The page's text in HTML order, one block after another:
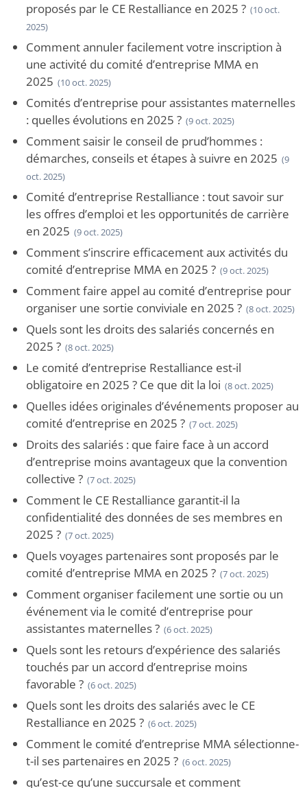
proposés par le CE Restalliance en 2025 ? (10 oct.
2025)
Comment annuler facilement votre inscription à
une activité du comité d’entreprise MMA en
2025 (10 oct. 2025)
Comités d’entreprise pour assistantes maternelles
: quelles évolutions en 2025 ? (9 oct. 2025)
Comment saisir le conseil de prud’hommes :
démarches, conseils et étapes à suivre en 2025 (9
oct. 2025)
Comité d’entreprise Restalliance : tout savoir sur
les offres d’emploi et les opportunités de carrière
en 2025 (9 oct. 2025)
Comment s’inscrire efficacement aux activités du
comité d’entreprise MMA en 2025 ? (9 oct. 2025)
Comment faire appel au comité d’entreprise pour
organiser une sortie conviviale en 2025 ? (8 oct. 2025)
Quels sont les droits des salariés concernés en
2025 ? (8 oct. 2025)
Le comité d’entreprise Restalliance est-il
obligatoire en 2025 ? Ce que dit la loi (8 oct. 2025)
Quelles idées originales d’événements proposer au
comité d’entreprise en 2025 ? (7 oct. 2025)
Droits des salariés : que faire face à un accord
d’entreprise moins avantageux que la convention
collective ? (7 oct. 2025)
Comment le CE Restalliance garantit-il la
confidentialité des données de ses membres en
2025 ? (7 oct. 2025)
Quels voyages partenaires sont proposés par le
comité d’entreprise MMA en 2025 ? (7 oct. 2025)
Comment organiser facilement une sortie ou un
événement via le comité d’entreprise pour
assistantes maternelles ? (6 oct. 2025)
Quels sont les retours d’expérience des salariés
touchés par un accord d’entreprise moins
favorable ? (6 oct. 2025)
Quels sont les droits des salariés avec le CE
Restalliance en 2025 ? (6 oct. 2025)
Comment le comité d’entreprise MMA sélectionne-
t-il ses partenaires en 2025 ? (6 oct. 2025)
qu’est-ce qu’une succursale et comment